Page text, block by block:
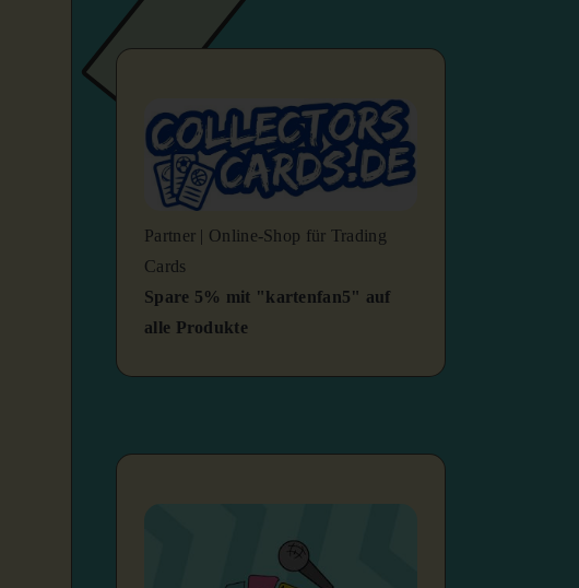
Partner | Online-Shop für Trading
Cards
Spare 5% mit "kartenfan5" auf
alle Produkte